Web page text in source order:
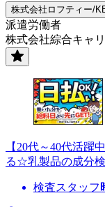
株式会社ロフティー/
派遣労働者
株式会社綜合キャ
【20代～40代活
る☆乳製品の成分
検査スタッフ